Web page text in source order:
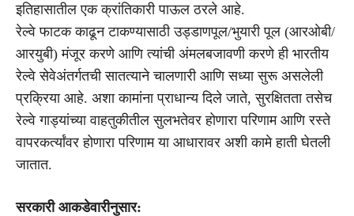
इतिहासातील एक क्रांतिकारी पाऊल ठरले आहे.
रेल्वे फाटक काढून टाकण्यासाठी उड्डाणपूल/भुयारी पूल (आरओबी/
आरयुबी) मंजूर करणे आणि त्यांची अंमलबजावणी करणे ही भारतीय
रेल्वे सेवेअंतर्गतची सातत्याने चालणारी आणि सध्या सुरू असलेली
प्रक्रिया आहे. अशा कामांना प्राधान्य दिले जाते, सुरक्षितता तसेच
रेल्वे गाड्यांच्या वाहतुकीतील सुलभतेवर होणारा परिणाम आणि रस्ते
वापरकर्त्यांवर होणारा परिणाम या आधारावर अशी कामे हाती घेतली
जातात.
सरकारी आकडेवारीनुसार: